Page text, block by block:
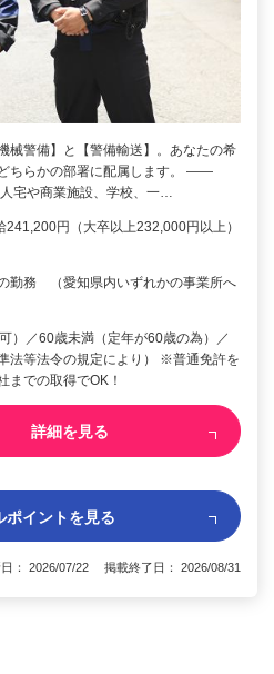
械警備】と【警備輸送】。あなたの希
ちらかの部署に配属します。 ――
宅や商業施設、学校、一…
241,200円（大卒以上232,000円以上）
勤務 （愛知県内いずれかの事業所へ
）／60歳未満（定年が60歳の為）／
法等法令の規定により） ※普通免許を
までの取得でOK！
詳細を見る
ポイントを見る
： 2026/07/22 掲載終了日： 2026/08/31